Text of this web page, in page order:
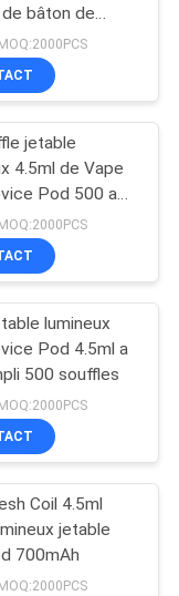
16
11
bâton de
jetable
4.5ml de Vape
Pod 500 a
batterie
lumineux
Pod 4.5ml a
500 souffles
Coil 4.5ml
jetable
700mAh